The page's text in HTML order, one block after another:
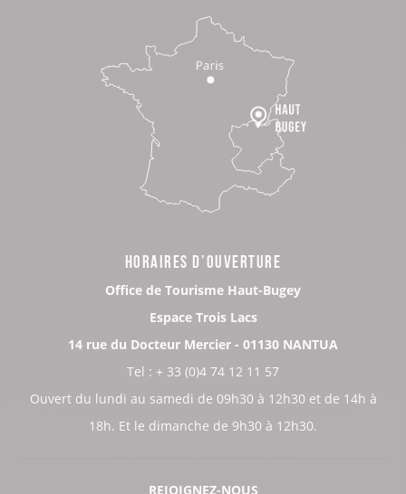
HORAIRES D’OUVERTURE
Office de Tourisme Haut-Bugey
Espace Trois Lacs
14 rue du Docteur Mercier - 01130 NANTUA
Tel : + 33 (0)4 74 12 11 57
Ouvert du lundi au samedi de 09h30 à 12h30 et de 14h à
18h. Et le dimanche de 9h30 à 12h30.
REJOIGNEZ-NOUS